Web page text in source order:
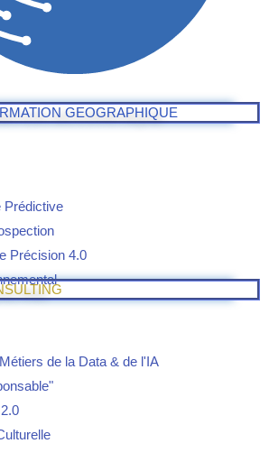
GEOGRAPHIQUE
Prédictive
Précision 4.0
de la Data & de l'IA